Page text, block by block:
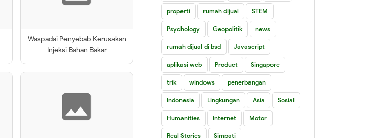
Waspadai Penyebab Kerusakan
Injeksi Bahan Bakar
properti rumah dijual STEM
Psychology Geopolitik news
rumah dijual di bsd Javascript
aplikasi web Product Singapore
trik windows penerbangan
Indonesia Lingkungan Asia Sosial
Humanities Internet Motor
Real Stories Simpati